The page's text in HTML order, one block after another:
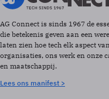
AG Connect is sinds 1967 de
die betekenis geven aan een
laten zien hoe tech elk aspect
organisaties, ons werk en onze
en maatschappij.
Lees ons manifest >